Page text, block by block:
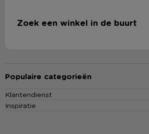
Zoek een winkel in de buurt
Populaire categorieën
Klantendienst
Inspiratie